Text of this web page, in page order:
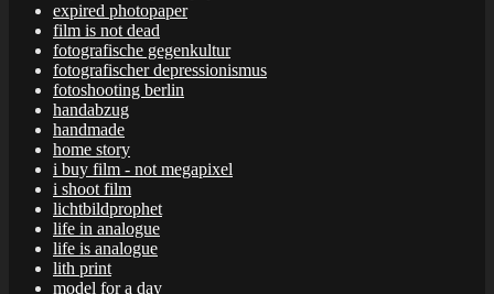
expired photopaper
film is not dead
fotografische gegenkultur
fotografischer depressionismus
fotoshooting berlin
handabzug
handmade
home story
i buy film - not megapixel
i shoot film
lichtbildprophet
life in analogue
life is analogue
lith print
model for a day